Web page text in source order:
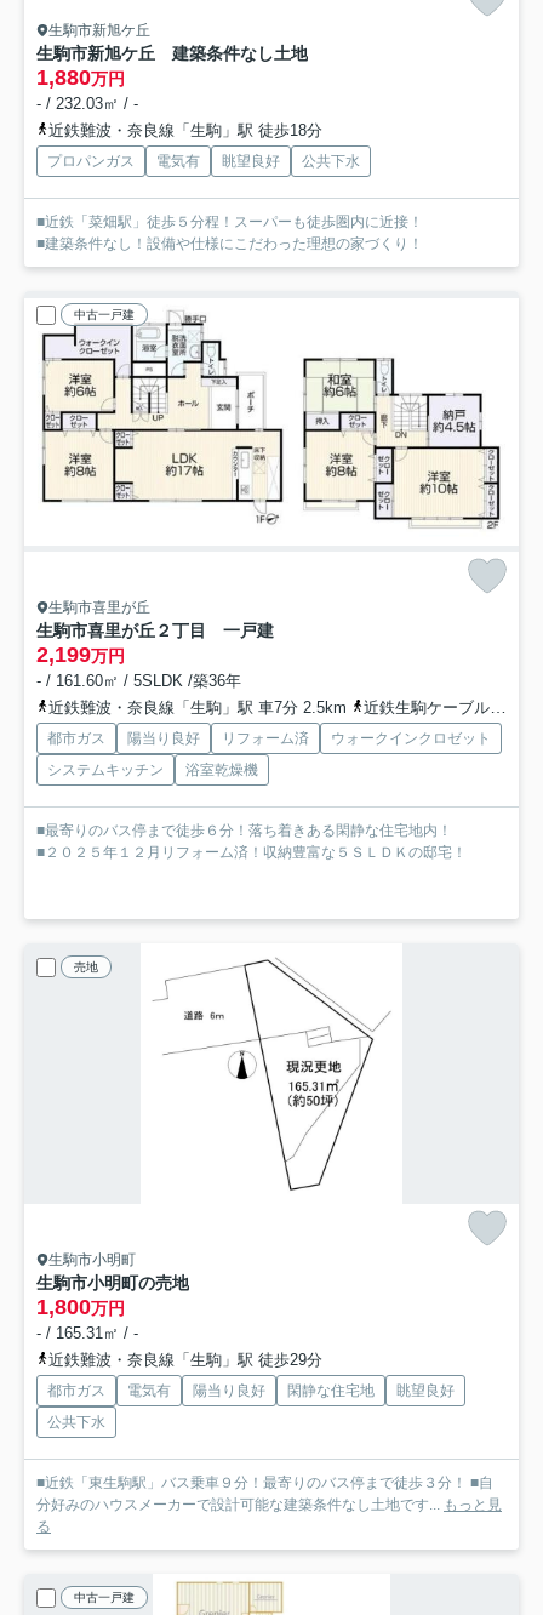
生駒市新旭ケ丘
生駒市新旭ケ丘 建築条件なし土地
1,880万円
- / 232.03㎡ / -
近鉄難波・奈良線「生駒」駅 徒歩18分
プロパンガス 電気有 眺望良好 公共下水
■近鉄「菜畑駅」徒歩５分程！スーパーも徒歩圏内に近接！
■建築条件なし！設備や仕様にこだわった理想の家づくり！
中古一戸建
生駒市喜里が丘
生駒市喜里が丘２丁目 一戸建
2,199万円
- / 161.60㎡ / 5SLDK /築36年
近鉄難波・奈良線「生駒」駅 車7分 2.5km
近鉄生駒ケーブル線「鳥居前」駅 徒歩35分
都市ガス 陽当り良好 リフォーム済
ウォークインクロゼット
システムキッチン
浴室乾燥機
■最寄りのバス停まで徒歩６分！落ち着きある閑静な住宅地内！
■２０２５年１２月リフォーム済！収納豊富な５ＳＬＤＫの邸宅！
売地
生駒市小明町
生駒市小明町の売地
1,800万円
- / 165.31㎡ / -
近鉄難波・奈良線「生駒」駅 徒歩29分
都市ガス 電気有 陽当り良好 閑静な住宅地
眺望良好
公共下水
■近鉄「東生駒駅」バス乗車９分！最寄りのバス停まで徒歩３分！ ■自
分好みのハウスメーカーで設計可能な建築条件なし土地です... もっと見
る
中古一戸建